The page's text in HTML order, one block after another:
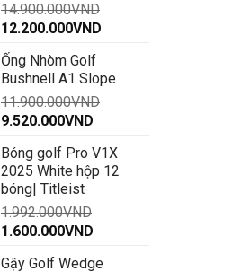
14.900.000VND
Giá
là:
14.900.000VND.
12.200.000VND
là:
Ống Nhòm Golf
Bushnell A1 Slope
11.900.000VND
Giá
là:
11.900.000VND.
9.520.000VND
tại
là:
Bóng golf Pro V1X
2025 White hộp 12
bóng| Titleist
1.992.000VND
Giá
1.600.000VND
Gậy Golf Wedge